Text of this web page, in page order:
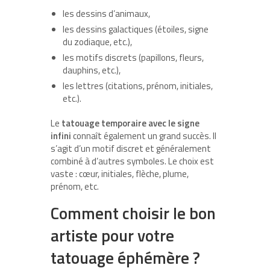
les dessins d’animaux,
les dessins galactiques (étoiles, signe
du zodiaque, etc.),
les motifs discrets (papillons, fleurs,
dauphins, etc.),
les lettres (citations, prénom, initiales,
etc.).
Le tatouage temporaire avec le signe
infiniconnaît également un grand succès. Il
s’agit d’un motif discret et généralement
combiné à d’autres symboles. Le choix est
vaste : cœur, initiales, flèche, plume,
prénom, etc.
Comment choisir le bon
artiste pour votre
tatouage éphémère ?